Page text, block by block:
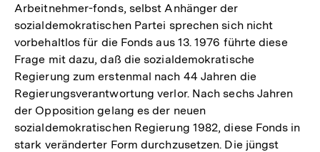
Arbeitnehmer-fonds, selbst Anhänger der
sozialdemokratischen Partei sprechen sich nicht
vorbehaltlos für die Fonds aus 13. 1976 führte diese
Frage mit dazu, daß die sozialdemokratische
Regierung zum erstenmal nach 44 Jahren die
Regierungsverantwortung verlor. Nach sechs Jahren
der Opposition gelang es der neuen
sozialdemokratischen Regierung 1982, diese Fonds in
stark veränderter Form durchzusetzen. Die jüngst